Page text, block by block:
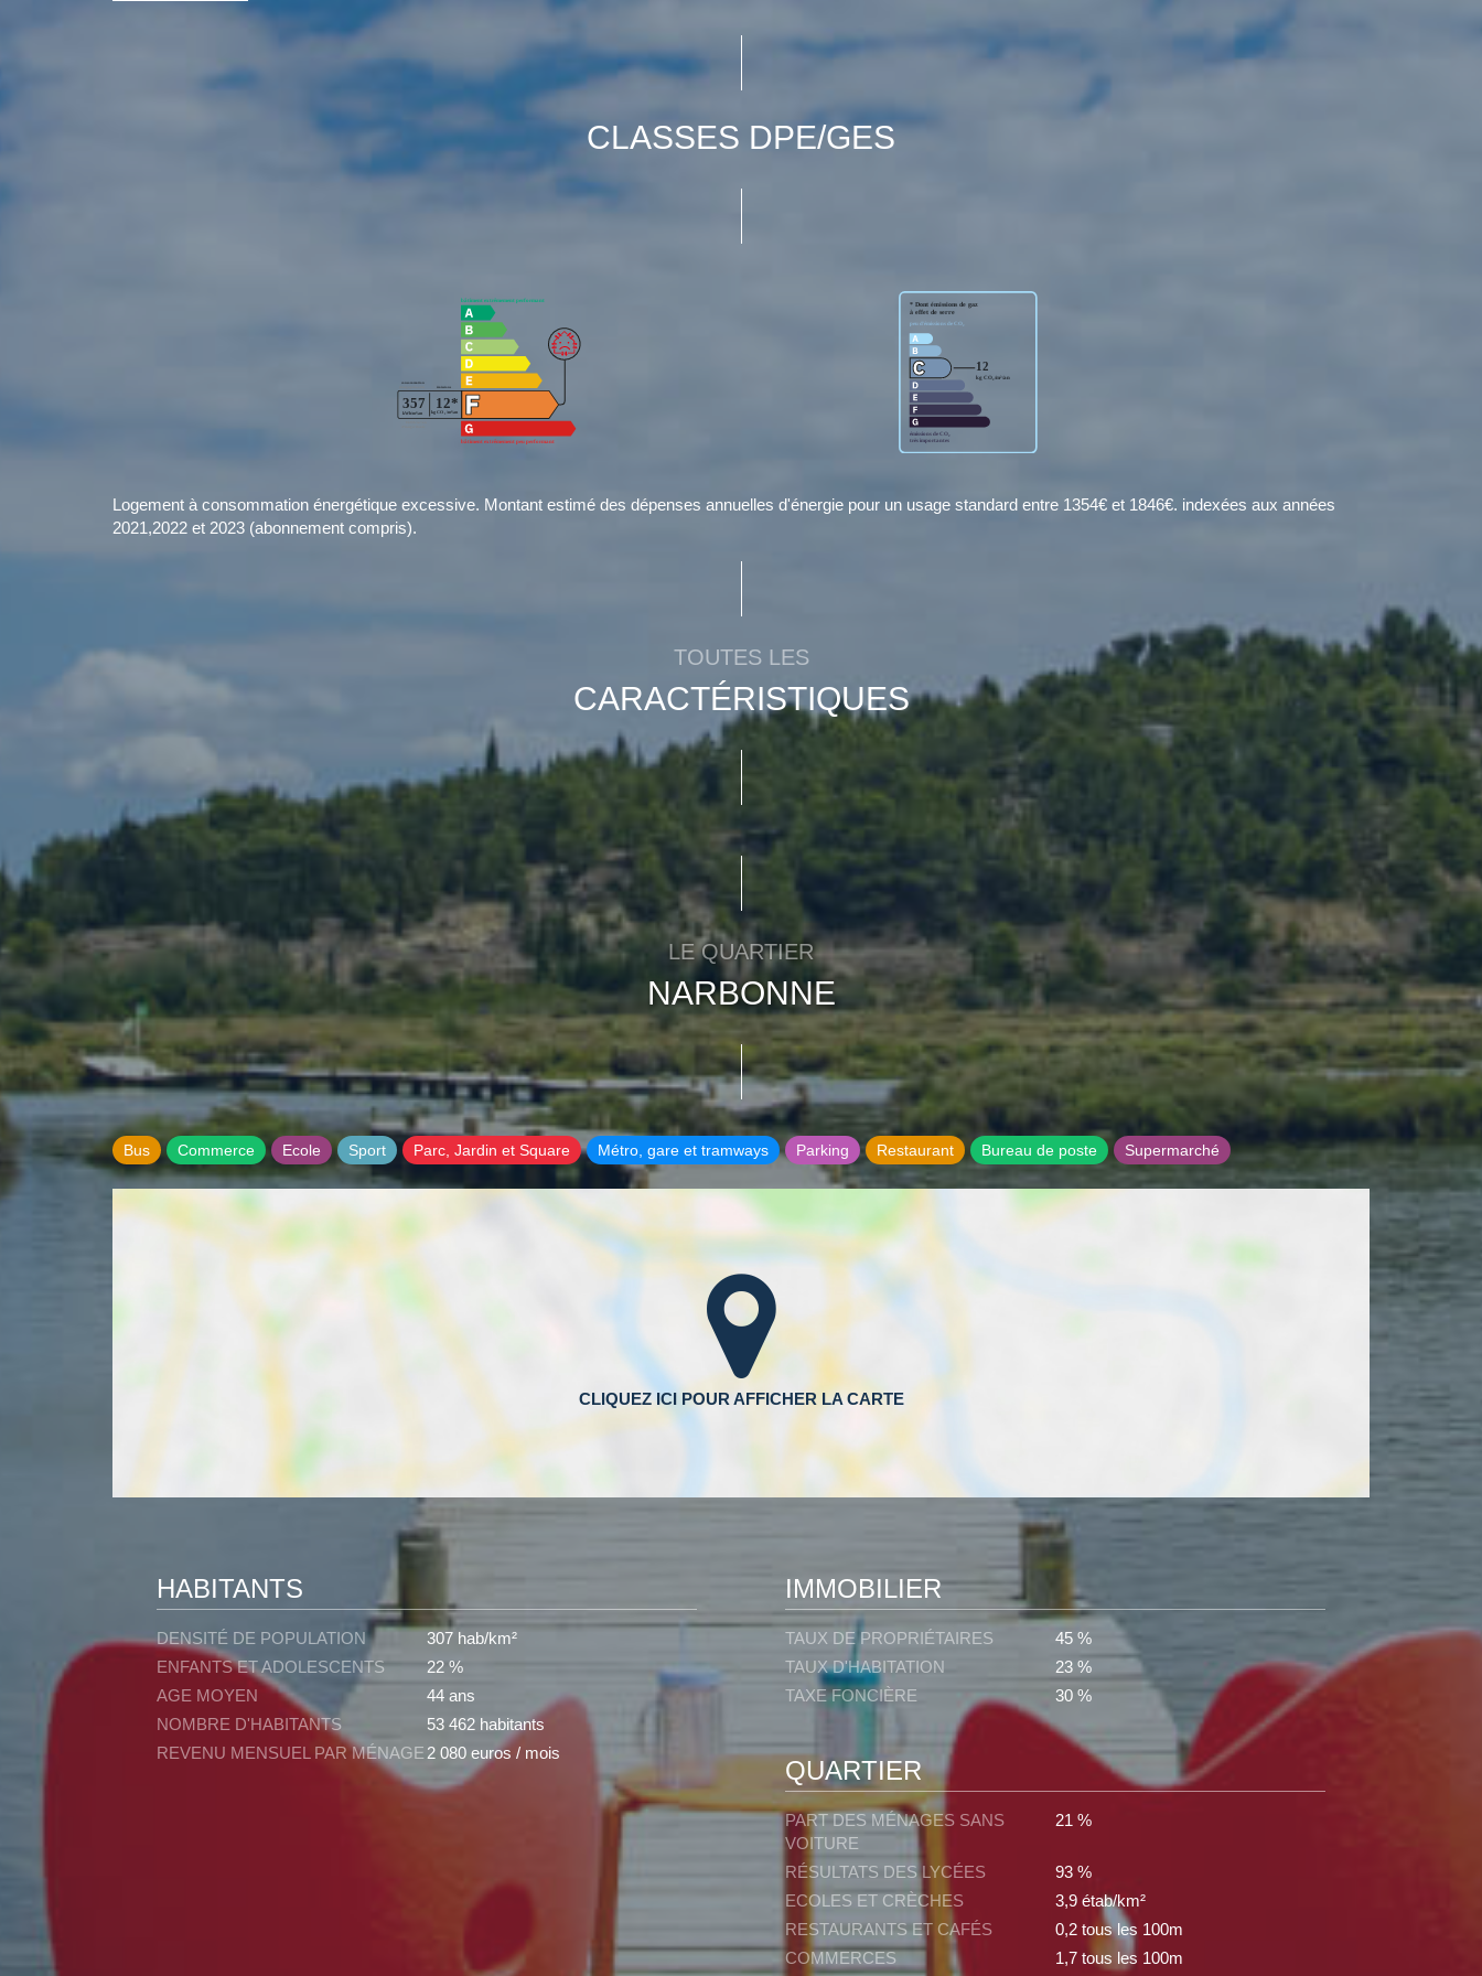
CLASSES DPE/GES
Logement à consommation énergétique excessive. Montant estimé des dépenses annuelles d'énergie pour un usage standard entre 1354€ et 1846€. indexées aux années
2021,2022 et 2023 (abonnement compris).
TOUTES LES
CARACTÉRISTIQUES
LE QUARTIER
NARBONNE
Bus Commerce Ecole Sport Parc, Jardin et Square Métro, gare et tramways Parking Restaurant Bureau de poste Supermarché
HABITANTS
DENSITÉ DE POPULATION
307 hab/km²
ENFANTS ET ADOLESCENTS
22 %
AGE MOYEN
44 ans
NOMBRE D'HABITANTS
53 462 habitants
REVENU MENSUEL PAR MÉNAGE2 080 euros / mois
IMMOBILIER
TAUX DE PROPRIÉTAIRES
45 %
TAUX D'HABITATION
23 %
TAXE FONCIÈRE
30 %
QUARTIER
PART DES MÉNAGES SANS
VOITURE
21 %
RÉSULTATS DES LYCÉES
93 %
ECOLES ET CRÈCHES
3,9 étab/km²
RESTAURANTS ET CAFÉS
0,2 tous les 100m
COMMERCES
1,7 tous les 100m